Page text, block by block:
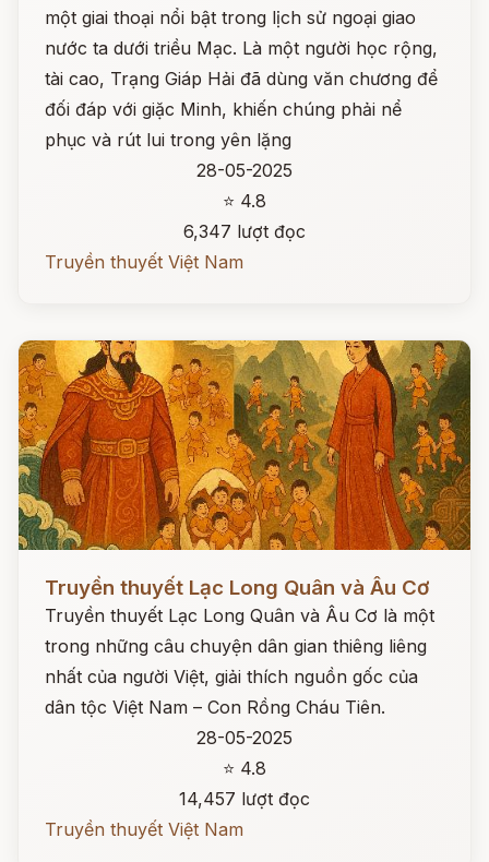
một giai thoại nổi bật trong lịch sử ngoại giao
nước ta dưới triều Mạc. Là một người học rộng,
tài cao, Trạng Giáp Hải đã dùng văn chương để
đối đáp với giặc Minh, khiến chúng phải nể
phục và rút lui trong yên lặng
28-05-2025
⭐ 4.8
6,347 lượt đọc
Truyền thuyết Việt Nam
Đọc ngay
Truyền thuyết Lạc Long Quân và Âu Cơ
Truyền thuyết Lạc Long Quân và Âu Cơ là một
trong những câu chuyện dân gian thiêng liêng
nhất của người Việt, giải thích nguồn gốc của
dân tộc Việt Nam – Con Rồng Cháu Tiên.
28-05-2025
⭐ 4.8
14,457 lượt đọc
Truyền thuyết Việt Nam